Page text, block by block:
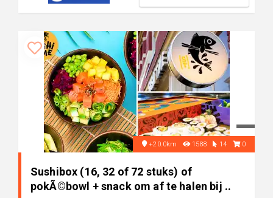
+20.0km 1588 14 0
Sushibox (16, 32 of 72 stuks) of
pokÃ©bowl + snack om af te halen bij ..